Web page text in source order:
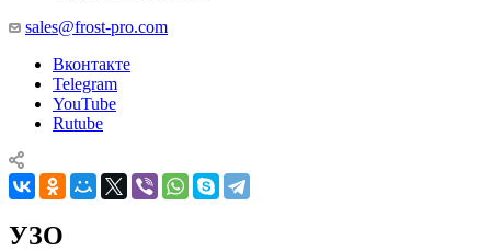
sales@frost-pro.com
Вконтакте
Telegram
YouTube
Rutube
УЗО